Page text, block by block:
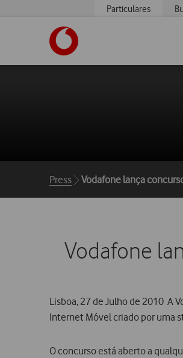
Particulares
Breadcrumbs
Press Vodafone lança
Vodafone
Lisboa, 27 de Julho de 2010 
Internet Móvel criado por uma
O concurso está aberto a